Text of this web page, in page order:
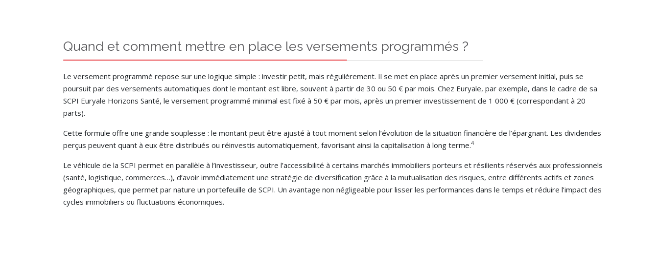
Quand et comment mettre en place les versements programmés ?
Le versement programmé repose sur une logique simple : investir petit, mais régulièrement. Il se met en place après un premier versement initial, puis se
poursuit par des versements automatiques dont le montant est libre, souvent à partir de 30 ou 50 € par mois. Chez Euryale, par exemple, dans le cadre de sa
SCPI Euryale Horizons Santé, le versement programmé minimal est fixé à 50 € par mois, après un premier investissement de 1 000 € (correspondant à 20
parts).
Cette formule offre une grande souplesse : le montant peut être ajusté à tout moment selon l’évolution de la situation financière de l’épargnant. Les dividendes
perçus peuvent quant à eux être distribués ou réinvestis automatiquement, favorisant ainsi la capitalisation à long terme.4
Le véhicule de la SCPI permet en parallèle à l’investisseur, outre l’accessibilité à certains marchés immobiliers porteurs et résilients réservés aux professionnels
(santé, logistique, commerces…), d’avoir immédiatement une stratégie de diversification grâce à la mutualisation des risques, entre différents actifs et zones
géographiques, que permet par nature un portefeuille de SCPI. Un avantage non négligeable pour lisser les performances dans le temps et réduire l’impact des
cycles immobiliers ou fluctuations économiques.